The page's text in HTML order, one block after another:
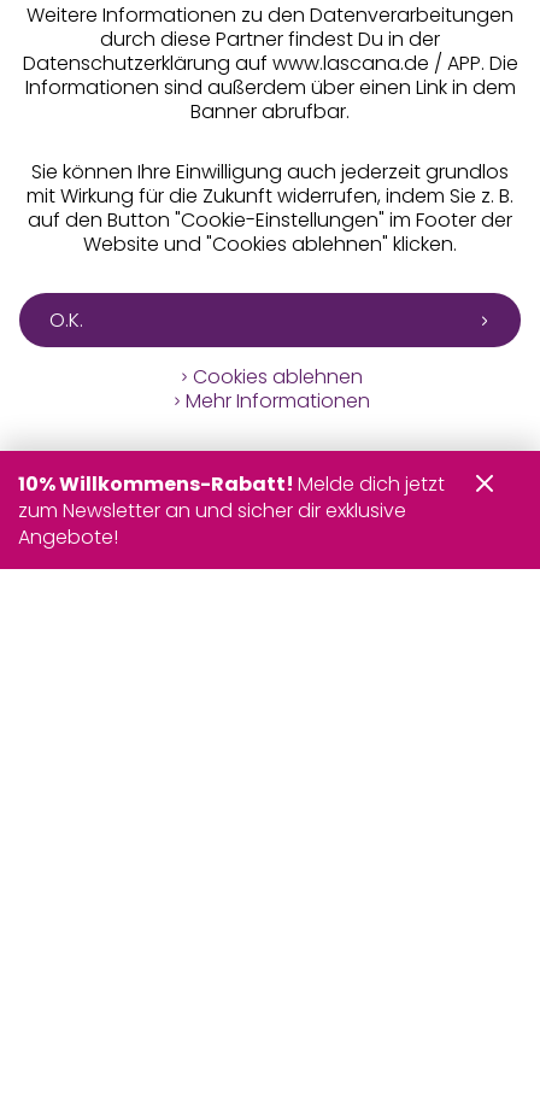
Weitere Informationen zu den Datenverarbeitungen
durch diese Partner findest Du in der
Datenschutzerklärung auf www.lascana.de / APP. Die
Informationen sind außerdem über einen Link in dem
Banner abrufbar.
Sie können Ihre Einwilligung auch jederzeit grundlos
mit Wirkung für die Zukunft widerrufen, indem Sie z. B.
auf den Button "Cookie-Einstellungen" im Footer der
Website und "Cookies ablehnen" klicken.
O.K.
Cookies ablehnen
Mehr Informationen
10% Willkommens-Rabatt! Melde dich jetzt
zum Newsletter an und sicher dir exklusive
Angebote!